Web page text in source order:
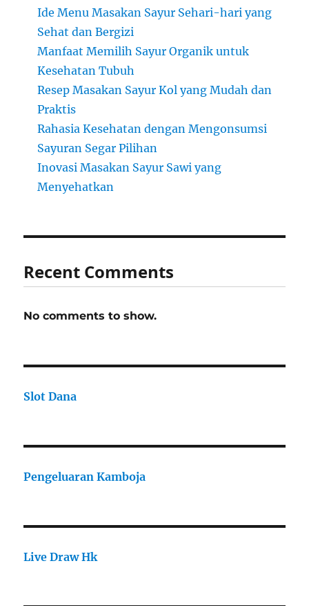
Ide Menu Masakan Sayur Sehari-hari yang
Sehat dan Bergizi
Manfaat Memilih Sayur Organik untuk
Kesehatan Tubuh
Resep Masakan Sayur Kol yang Mudah dan
Praktis
Rahasia Kesehatan dengan Mengonsumsi
Sayuran Segar Pilihan
Inovasi Masakan Sayur Sawi yang
Menyehatkan
Recent Comments
No comments to show.
Slot Dana
Pengeluaran Kamboja
Live Draw Hk